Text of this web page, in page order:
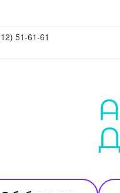
51-61-61